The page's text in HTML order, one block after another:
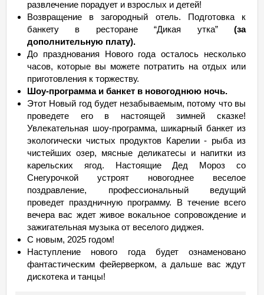
развлечение порадует и взрослых и детей!
Возвращение в загородный отель. Подготовка к
банкету в ресторане “Дикая утка” (за
дополнительную плату).
До празднования Нового года осталось несколько
часов, которые вы можете потратить на отдых или
приготовления к торжеству.
Шоу-программа и банкет в новогоднюю ночь.
Этот Новый год будет незабываемым, потому что вы
проведете его в настоящей зимней сказке!
Увлекательная шоу-программа, шикарный банкет из
экологически чистых продуктов Карелии - рыба из
чистейших озер, мясные деликатесы и напитки из
карельских ягод. Настоящие Дед Мороз со
Снегурочкой устроят новогоднее веселое
поздравление, профессиональный ведущий
проведет праздничную программу. В течение всего
вечера вас ждет живое вокальное сопровождение и
зажигательная музыка от веселого диджея.
С новым, 2025 годом!
Наступление нового года будет ознаменовано
фантастическим фейерверком, а дальше вас ждут
дискотека и танцы!